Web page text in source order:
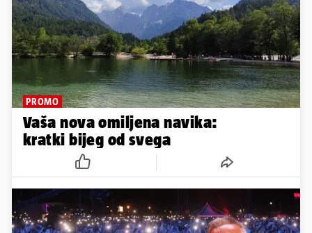
PROMO
Vaša nova omiljena navika:
kratki bijeg od svega